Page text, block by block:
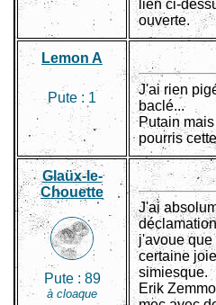
lien ci-
ouverte.
Lemon A
Pute : 1
J'ai rien
baclé...
Putain
pourris
Glaüx-le-
Chouette
Pute : 89
à cloaque
J'ai
j'avoue que
certaine
simiesque.
Erik